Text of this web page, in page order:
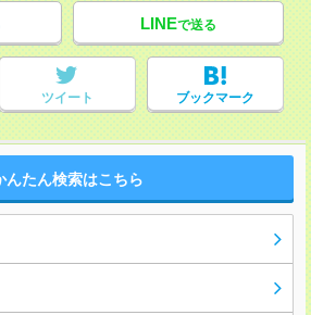
LINEで送る
ツイート ブックマーク
んたん検索はこちら